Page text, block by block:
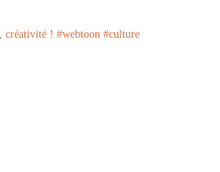
créativité ! #webtoon #culture